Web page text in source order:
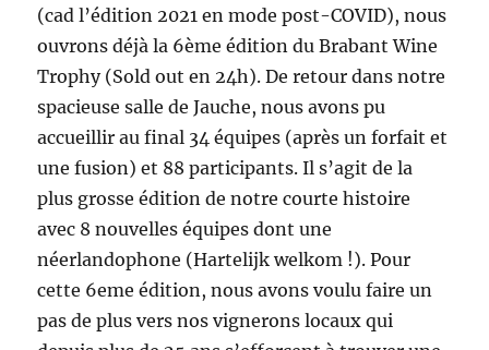
(cad l’édition 2021 en mode post-COVID), nous
ouvrons déjà la 6ème édition du Brabant Wine
Trophy (Sold out en 24h). De retour dans notre
spacieuse salle de Jauche, nous avons pu
accueillir au final 34 équipes (après un forfait et
une fusion) et 88 participants. Il s’agit de la
plus grosse édition de notre courte histoire
avec 8 nouvelles équipes dont une
néerlandophone (Hartelijk welkom !). Pour
cette 6eme édition, nous avons voulu faire un
pas de plus vers nos vignerons locaux qui